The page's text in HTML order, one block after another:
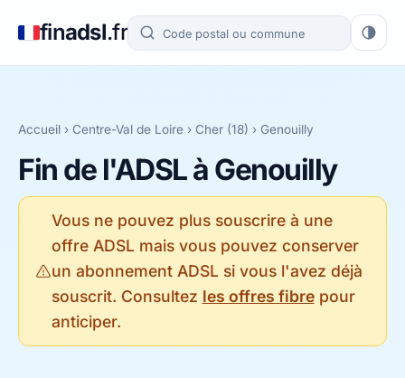
finadsl.fr
Accueil › Centre-Val de Loire › Cher (18) › Genouilly
Fin de l'ADSL à Genouilly
Vous ne pouvez plus souscrire à une
offre ADSL mais vous pouvez conserver
un abonnement ADSL si vous l'avez déjà
souscrit. Consultez les offres fibrepour
anticiper.